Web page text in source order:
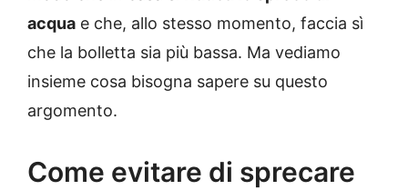
acqua e che, allo stesso momento, faccia sì
che la bolletta sia più bassa. Ma vediamo
insieme cosa bisogna sapere su questo
argomento.
Come evitare di sprecare